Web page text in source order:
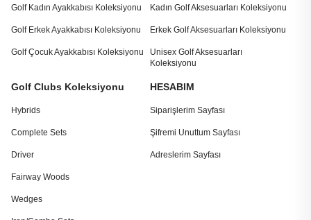
Golf Kadın Ayakkabısı Koleksiyonu
Golf Erkek Ayakkabısı Koleksiyonu
Golf Çocuk Ayakkabısı Koleksiyonu
Kadın Golf Aksesuarları Koleksiyonu
Erkek Golf Aksesuarları Koleksiyonu
Unisex Golf Aksesuarları
Koleksiyonu
Golf Clubs Koleksiyonu
Hybrids
Complete Sets
Driver
Fairway Woods
Wedges
HESABIM
Siparişlerim Sayfası
Şifremi Unuttum Sayfası
Adreslerim Sayfası